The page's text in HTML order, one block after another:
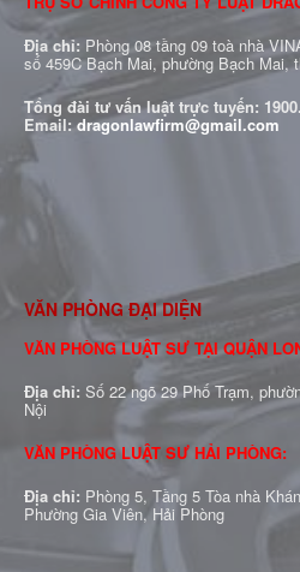
Địa chỉ: Phòng 08 tầng 09 toà nhà
số 459C Bạch Mai, phường Bạch Mai,
Tổng đài tư vấn luật trực tuyến:
Email:dragonlawfirm@gmail.com
VĂN PHÒNG ĐẠI DIỆN
VĂN PHÒNG LUẬT SƯ TẠI QUẬN
Địa chỉ: Số 22 ngõ 29 Phố Trạm,
Nội
VĂN PHÒNG LUẬT SƯ HẢI PHÒNG:
Địa chỉ: Phòng 5, Tầng 5 Tòa nhà
Phường Gia Viên, Hải Phòng